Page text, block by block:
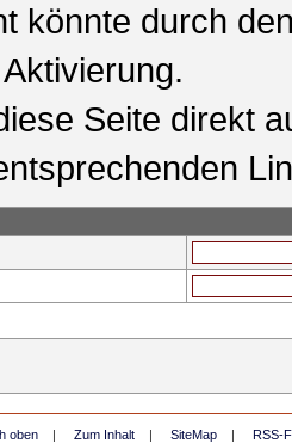
könnte durch
Seite direkt
oben | Zum Inhalt | SiteMap | RSS-